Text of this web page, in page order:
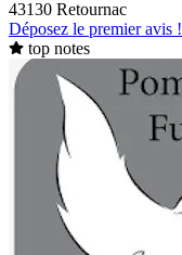
43130 Retournac
Déposez le premier avis !
top notes